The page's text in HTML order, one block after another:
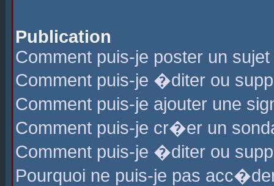
Publication
Comment puis-je poster un
Comment puis-je �diter ou
Comment puis-je ajouter une
Comment puis-je cr�er un
Comment puis-je �diter ou
Pourquoi ne puis-je pas